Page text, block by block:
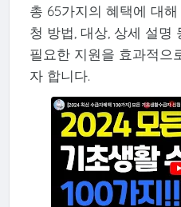
총 65가지의 혜택에 대
청 방법, 대상, 상세 설명
필요한 지원을 효과적으
자 합니다.